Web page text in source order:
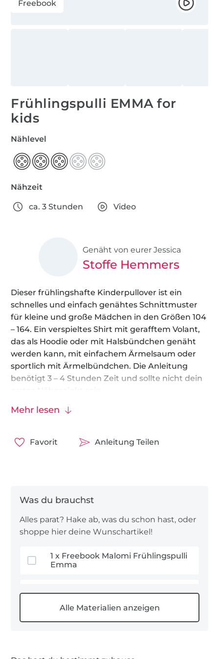
Freebook
Frühlingspulli EMMA for
kids
Nählevel
Nähzeit
ca. 3 Stunden Video
Genäht von eurer Jessica
Stoffe Hemmers
Dieser frühlingshafte Kinderpullover ist ein
schnelles und einfach genähtes Schnittmuster
für kleine und große Mädchen in den Größen 104
– 164. Ein verspieltes Shirt mit gerafftem Volant,
das als Hoodie oder mit Halsbündchen genäht
werden kann, mit einfachem Ärmelsaum oder
sportlich mit Ärmelbündchen. Die Anleitung
benötigt 3 – 4 Stunden Zeit und sollte nicht dein
erstes Nähprojekt sein.
Als Stoff empfehlen wir
Stoffarten werden als Bekleidungsstoffe aufgrund
Mehr lesen
Favorit Anleitung Teilen
Alles parat? Hake ab, was du schon hast, oder
shoppe hier deine Wunschartikel!
1 x Freebook Malomi Frühlingspulli
Emma
1,1 m Jersey Stoff Uni